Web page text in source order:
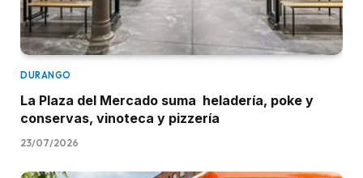
DURANGO
La Plaza del Mercado suma heladería, poke y
conservas, vinoteca y pizzería
23/07/2026